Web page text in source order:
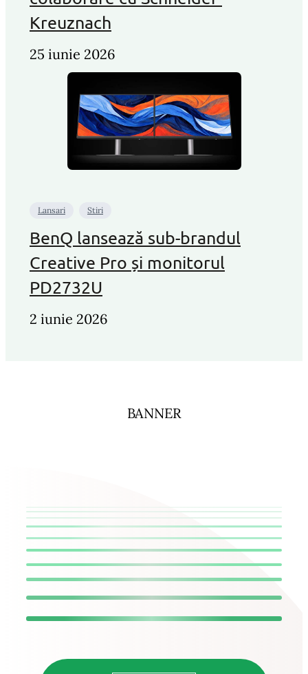
Kreuznach
25 iunie 2026
Lansari Stiri
BenQ lansează sub-brandul
Creative Pro și monitorul
PD2732U
2 iunie 2026
BANNER